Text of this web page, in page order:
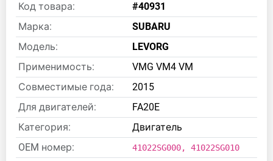
Код товара:
#40931
Марка:
SUBARU
Модель:
LEVORG
Применимость:
VMG VM4 VM
Совместимые года:
2015
Для двигателей:
FA20E
Категория:
Двигатель
OEM номер:
41022SG000, 41022SG010